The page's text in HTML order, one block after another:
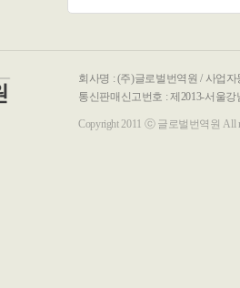
회사명 : (주)글로벌번역원 / 사업자
통신판매신고번호 : 제2013-서울강
Copyright 2011 ⓒ 글로벌번역원 All